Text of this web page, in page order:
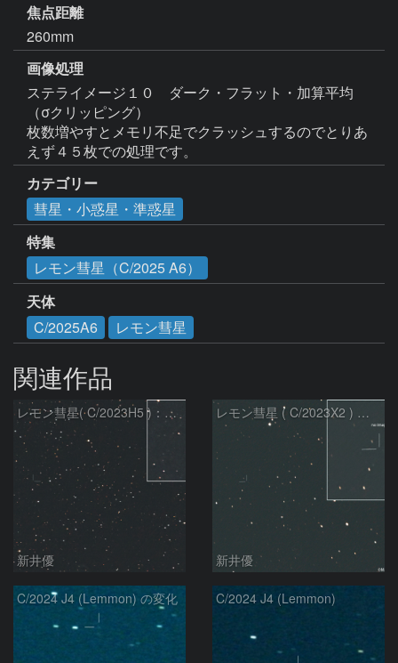
焦点距離
260mm
画像処理
ステライメージ１０　ダーク・フラット・加算平均
（σクリッピング）
枚数増やすとメモリ不足でクラッシュするのでとりあ
えず４５枚での処理です。
カテゴリー
彗星・小惑星・準惑星
特集
レモン彗星（C/2025 A6）
天体
C/2025A6
レモン彗星
関連作品
レモン彗星( C/2023H5 )：2026/05/20
新井優
レモン彗星 ( C/2023X2 ) の予報位置：2026/05/29
新井優
C/2024 J4 (Lemmon) の変化 C/2024 J4 (Lemmon)